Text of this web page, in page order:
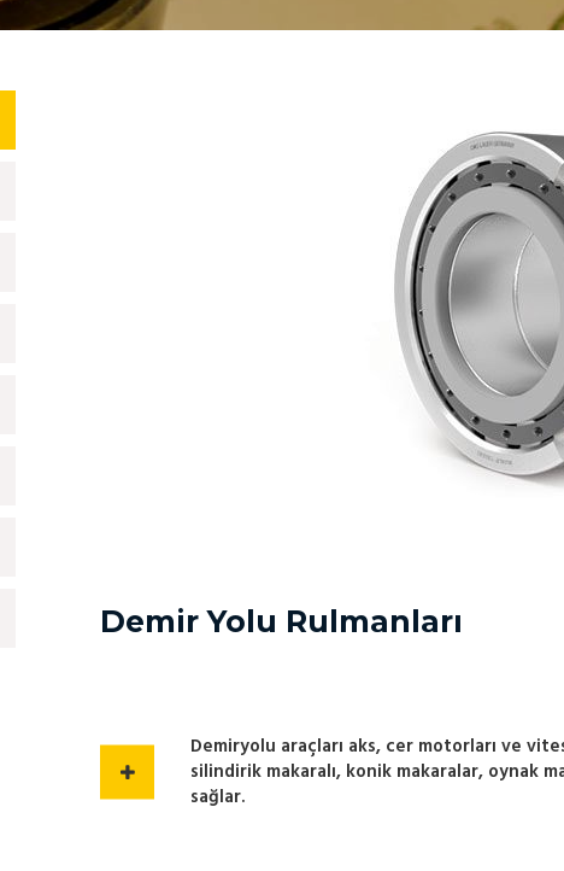
Demir Yolu Rulmanları
Demiryolu araçları aks, cer motorları ve
silindirik makaralı, konik makaralar, oynak
sağlar.